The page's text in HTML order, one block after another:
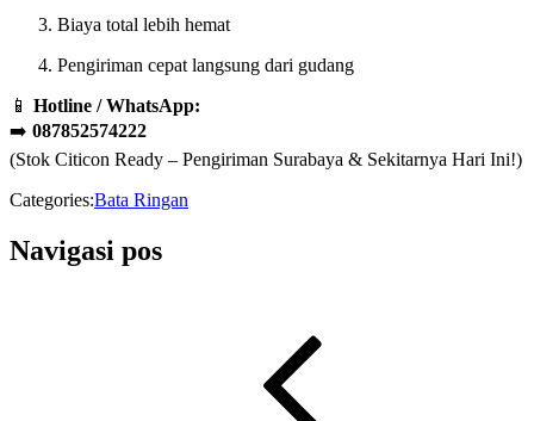
Biaya total lebih hemat
Pengiriman cepat langsung dari gudang
📱 Hotline / WhatsApp:
➡️ 087852574222
(Stok Citicon Ready – Pengiriman Surabaya & Sekitarnya Hari Ini!)
Categories:Bata Ringan
Navigasi pos